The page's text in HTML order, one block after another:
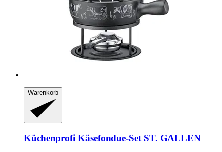
Warenkorb
Küchenprofi Käsefondue-​Set ST. GALLEN